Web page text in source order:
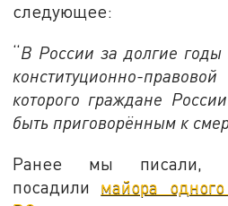
следующее:
“В России за долгие годы
конституционно-
которого граждане
быть приговорённым к
Ранее мы писали,
посадили майора